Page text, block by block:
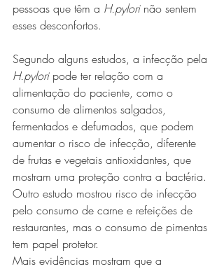
pessoas que têm a H.pylori não sentem
esses desconfortos.
Segundo alguns estudos, a infecção pela
H.pylori pode ter relação com a
alimentação do paciente, como o
consumo de alimentos salgados,
fermentados e defumados, que podem
aumentar o risco de infecção, diferente
de frutas e vegetais antioxidantes, que
mostram uma proteção contra a bactéria.
Outro estudo mostrou risco de infecção
pelo consumo de carne e refeições de
restaurantes, mas o consumo de pimentas
tem papel protetor.
Mais evidências mostram que a